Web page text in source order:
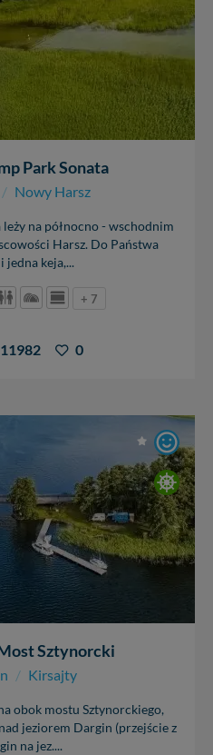
Park Sonata
/ Nowy Harsz
na północno - wschodnim
Harsz. Do Państwa
jedna keja,...
+ 7
11982 0
Sztynorcki
/ Kirsajty
obok mostu Sztynorckiego,
jeziorem Dargin (przejście z
na jez....